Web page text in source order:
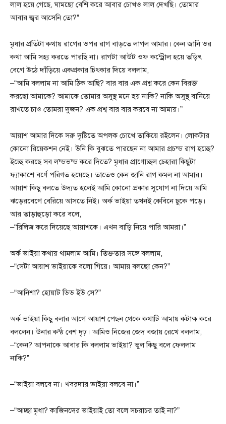
লাল হয়ে গেছে, ঘামছো বেশি করে আবার চোখও লাল দেখছি। তোমার
আবার জ্বর আসেনি তো?”
মৃধার প্রতিটা কথায় রাগের ওপর রাগ বাড়তে লাগল আমার। কেন জানি ওর
কথা আমি সহ্য করতে পারছি না। রাগটা আউট ওফ কন্ট্রোল হয়ে তড়িৎ
বেগে উঠে দাঁড়িয়ে একপ্রকার চিৎকার দিয়ে বললাম,
–“আমি বললাম না আমি ঠিক আছি? বার বার এক প্রশ্ন করে কেন বিরক্ত
করছো আমাকে? আমাকে তোমার অসুস্থ মনে হয় নাকি? নাকি অসুস্থ বানিয়ে
রাখতে চাও তোমরা দুজন? এক প্রশ্ব বার বার করবে না আমায়।”
আয়াশ আমার দিকে সরু দৃষ্টিতে অপলক চোখে তাকিয়ে রইলেন। লোকটার
কোনো রিয়েকশন নেই। উনি কি বুঝতে পারছেন না আমার প্রচন্ড রাগ হচ্ছে?
ইচ্ছে করছে সব লন্ডভন্ড করে দিতে? মৃধার প্রাণোচ্ছল চেহারা কিছুটা
ফ্যাকাশে বর্ণে পরিণত হয়েছে। তাতেও কেন জানি রাগ কমল না আমার।
আয়াশ কিছু বলতে উদ্যত হলেই আমি কোনো প্রকার সুযোগ না দিয়ে আমি
ঝড়েরবেগে বেরিয়ে আসতে নিই। অর্ক ভাইয়া তখনই কেবিনে ঢুকে পড়ে।
আর তাড়াহুড়ো করে বলে,
–“রিলিজ করে দিয়েছে আয়াশকে। এখন বাড়ি নিয়ে পারি আমরা।”
অর্ক ভাইয়া কথায় থামলাম আমি। তিক্ততার সঙ্গে বললাম,
–“সেটা আয়াশ ভাইয়াকে বলো গিয়ে। আমায় বলছো কেন?”
–“আনিশা? হোয়াট ডিড ইউ সে?”
অর্ক ভাইয়া কিছু বলার আগে আয়াশ পেছন থেকে কথাটি আমায় কটাক্ষ করে
বললেন। উনার কন্ঠ বেশ দৃঢ়। আমিও নিজের জেদ বজায় রেখে বললাম,
–“কেন? আপনাকে আবার কি বললাম ভাইয়া? ভুল কিছু বলে ফেললাম
নাকি?”
–“ভাইয়া বলবে না। খবরদার ভাইয়া বলবে না।”
–“আচ্ছা মৃধা? কাজিনদের ভাইয়াই তো বলে সচরাচর তাই না?”